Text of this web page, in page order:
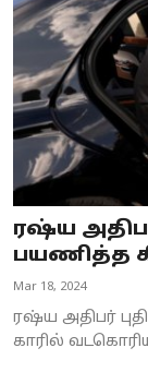
ரஷ்ய
பயணித்த
Mar 18, 2024
ரஷ்ய அதிபர்
காரில்